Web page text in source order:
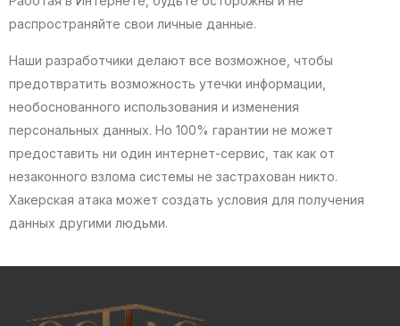
распространяйте свои личные данные.
Наши разработчики делают все возможное, чтобы
предотвратить возможность утечки информации,
необоснованного использования и изменения
персональных данных. Но 100% гарантии не может
предоставить ни один интернет-сервис, так как от
незаконного взлома системы не застрахован никто.
Хакерская атака может создать условия для получения
данных другими людьми.